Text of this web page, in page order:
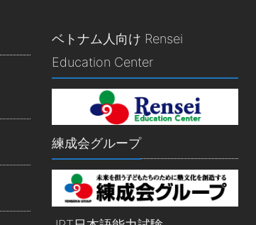
ベトナム人向け Rensei
Education Center
練成会グループ